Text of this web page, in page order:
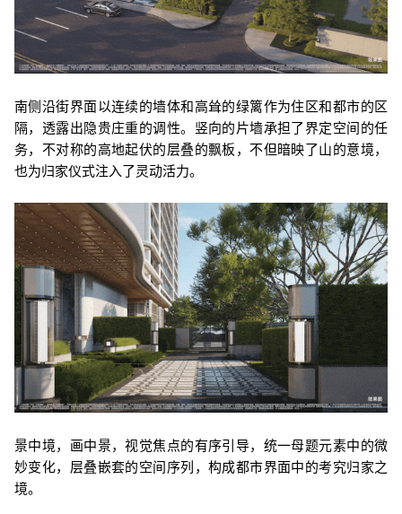
南侧沿街界面以连续的墙体和高耸的绿篱作为住区和都市的区
隔，透露出隐贵庄重的调性。竖向的片墙承担了界定空间的任
务，不对称的高地起伏的层叠的飘板，不但暗映了山的意境，
也为归家仪式注入了灵动活力。
景中境，画中景，视觉焦点的有序引导，统一母题元素中的微
妙变化，层叠嵌套的空间序列，构成都市界面中的考究归家之
境。